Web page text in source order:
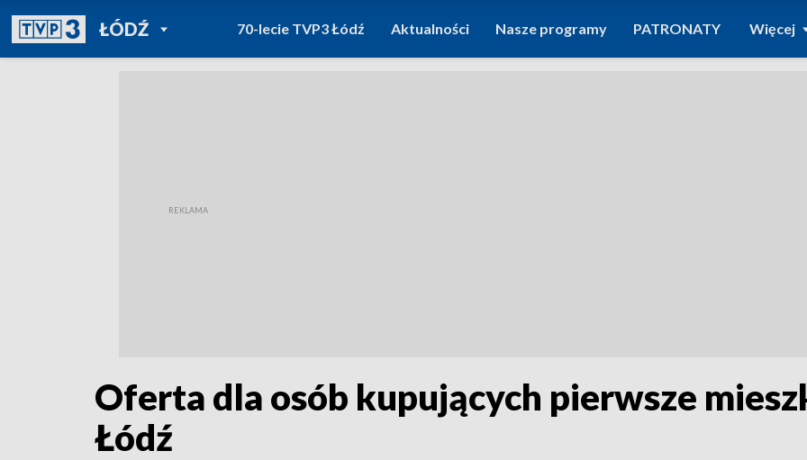
ŁÓDŹPOWRÓT DO
TVP REGIONY
70-lecie TVP3 Łódź Aktualności Nasze programy PATRONATY Więcej
Oferta dla osób kupujących pierwsze
Łódź